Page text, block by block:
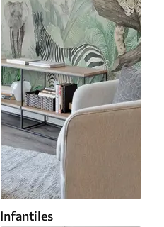
Infantiles